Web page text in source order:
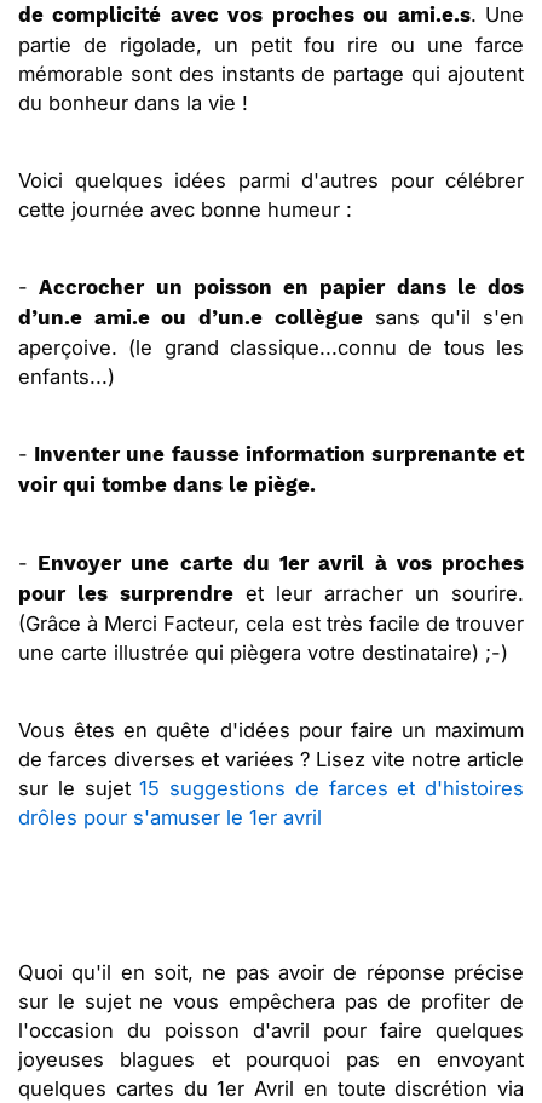
de complicité avec vos proches ou ami.e.s. Une
partie de rigolade, un petit fou rire ou une farce
mémorable sont des instants de partage qui ajoutent
du bonheur dans la vie !
Voici quelques idées parmi d'autres pour célébrer
cette journée avec bonne humeur :
-Accrocher un poisson en papier dans le dos
d’un.e ami.e ou d’un.e collèguesans qu'il s'en
aperçoive. (le grand classique...connu de tous les
enfants...)
- Inventer une fausse information surprenante et
voir qui tombe dans le piège.
- Envoyer une carte du 1er avril à vos proches
pour les surprendre et leur arracher un sourire.
(Grâce à Merci Facteur, cela est très facile de trouver
une carte illustrée qui piègera votre destinataire) ;-)
Vous êtes en quête d'idées pour faire un maximum
de farces diverses et variées ? Lisez vite notre article
sur le sujet15 suggestions de farces et d'histoires
drôles pour s'amuser le 1er avril
Quoi qu'il en soit, ne pas avoir de réponse précise
sur le sujet ne vous empêchera pas de profiter de
l'occasion du poisson d'avril pour faire quelques
joyeuses blagues et pourquoi pas en envoyant
quelques cartes du 1er Avril en toute discrétion via